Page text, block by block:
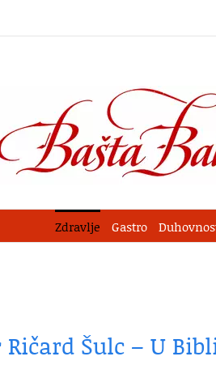
Zdravlje Gastro
Ričard Šulc – U